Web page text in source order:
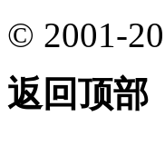
© 2001-
返回顶部